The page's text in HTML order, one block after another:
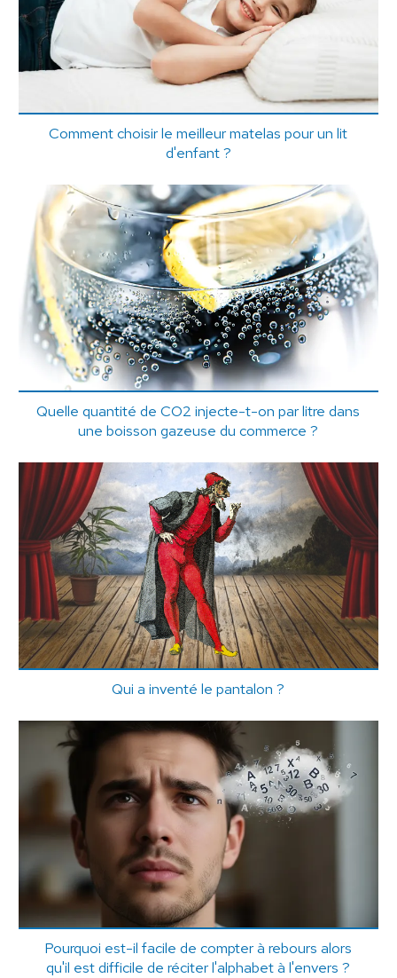
Comment choisir le meilleur matelas pour un lit
d'enfant ?
Quelle quantité de CO2 injecte-t-on par litre dans
une boisson gazeuse du commerce ?
Qui a inventé le pantalon ?
Pourquoi est-il facile de compter à rebours alors
qu'il est difficile de réciter l'alphabet à l'envers ?